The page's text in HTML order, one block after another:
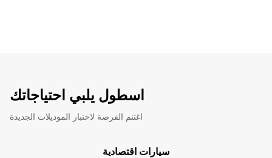
اسطول يلبي احتياجاتك
اغتنم الفرصة لاختبار الموديلات الجديدة
سيارات اقتصادية